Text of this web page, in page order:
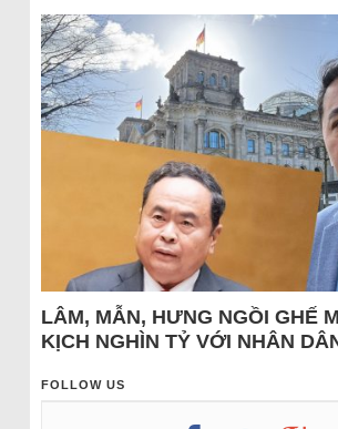
LÂM, MẪN, HƯNG NGỒI GHẾ
KỊCH NGHÌN TỶ VỚI NHÂN
FOLLOW US